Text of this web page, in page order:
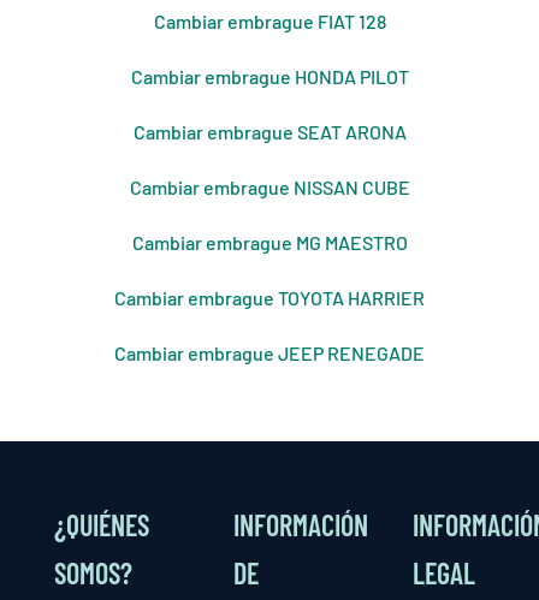
Cambiar embrague FIAT 128
Cambiar embrague HONDA PILOT
Cambiar embrague SEAT ARONA
Cambiar embrague NISSAN CUBE
Cambiar embrague MG MAESTRO
Cambiar embrague TOYOTA HARRIER
Cambiar embrague JEEP RENEGADE
¿QUIÉNES
SOMOS?
INFORMACIÓN
DE
LEGAL